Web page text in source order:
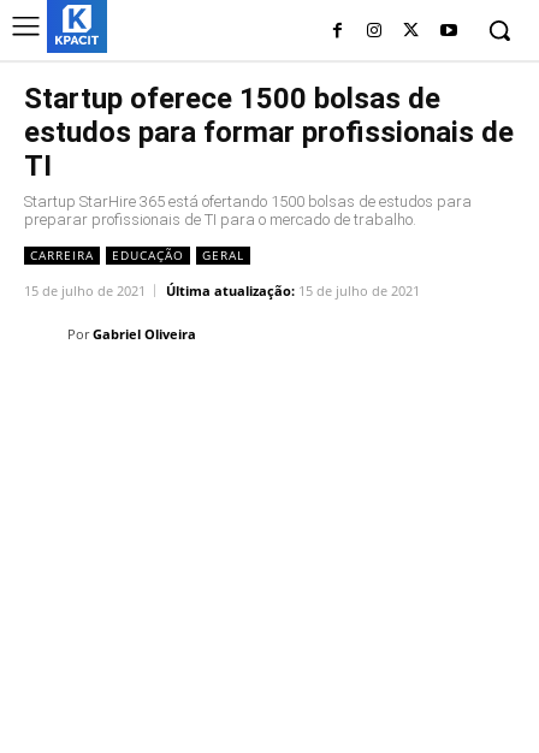
Startup oferece 1500 bolsas de
estudos para formar profissionais de
TI
Startup StarHire 365 está ofertando 1500 bolsas de estudos para
preparar profissionais de TI para o mercado de trabalho.
CARREIRA EDUCAÇÃO GERAL
15 de julho de 2021 Última atualização: 15 de julho de 2021
Por Gabriel Oliveira